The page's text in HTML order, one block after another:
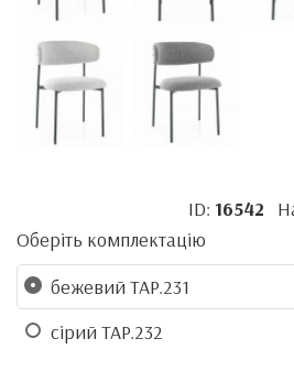
ID: 16542
Оберіть комплектацію
бежевий TAP.231
сірий TAP.232